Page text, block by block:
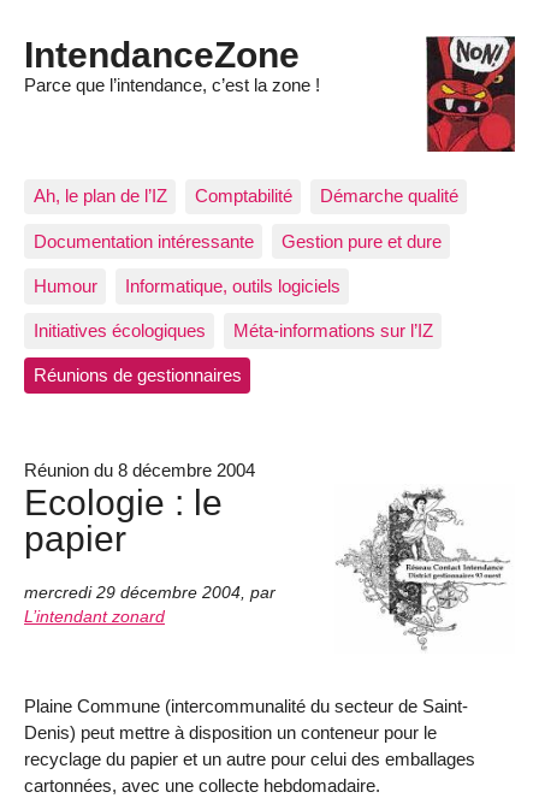
IntendanceZone
Parce que l’intendance, c’est la zone !
Ah, le plan de l’IZ Comptabilité Démarche qualité
Documentation intéressante Gestion pure et dure
Humour Informatique, outils logiciels
Initiatives écologiques Méta-informations sur l’IZ
Réunions de gestionnaires
Réunion du 8 décembre 2004
Ecologie : le
papier
mercredi 29 décembre 2004 par
L’intendant zonard
Plaine Commune (intercommunalité du secteur de Saint-
Denis) peut mettre à disposition un conteneur pour le
recyclage du papier et un autre pour celui des emballages
cartonnées, avec une collecte hebdomadaire.